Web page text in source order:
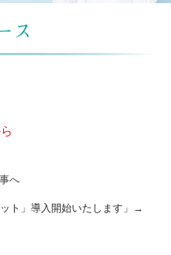
ス
事へ
ト」導入開始いたします 」→